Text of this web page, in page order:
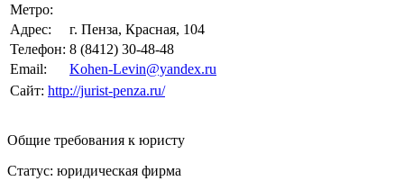
Метро:
Адрес:
г. Пенза, Красная, 104
Телефон: 8 (8412) 30-48-48
Email:
Kohen-Levin@yandex.ru
Сайт: http://jurist-penza.ru/
Общие требования к юристу
Статус: юридическая фирма